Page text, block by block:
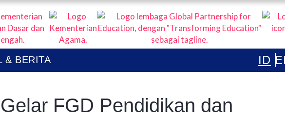
& BERITA
KOLABORASI UNTUK EDUKASI ANAK INDONESIA
& BERITA
FGD Pendidikan dan